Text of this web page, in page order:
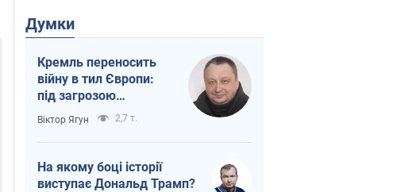
Думки
Кремль переносить
війну в тил Європи:
під загрозою
критична логістика
Віктор Ягун 2,7 т.
На якому боці історії
виступає Дональд Трамп?